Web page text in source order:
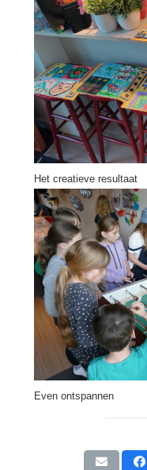
Het creatieve resultaat
Even ontspannen